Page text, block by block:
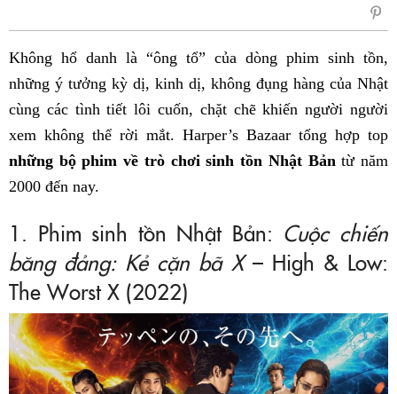
sẻ
Không hổ danh là “ông tổ” của dòng phim sinh tồn,
những ý tưởng kỳ dị, kinh dị, không đụng hàng của Nhật
cùng các tình tiết lôi cuốn, chặt chẽ khiến người người
xem không thể rời mắt. Harper’s Bazaar tổng hợp top
những bộ phim về trò chơi sinh tồn Nhật Bản từ năm
2000 đến nay.
1. Phim sinh tồn Nhật Bản: Cuộc chiến
băng đảng: Kẻ cặn bã X– High & Low:
The Worst X (2022)